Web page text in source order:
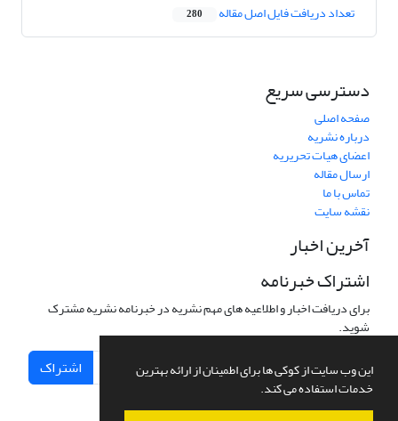
این وب سایت از کوکی ها برای اطمینان از ارائه بهترین
خدمات استفاده می کند.
تعداد دریافت فایل اصل مقاله 280
دسترسی سریع
صفحه اصلی
درباره نشریه
اعضای هیات تحریریه
ارسال مقاله
تماس با ما
نقشه سایت
آخرین اخبار
اشتراک خبرنامه
برای دریافت اخبار و اطلاعیه های مهم نشریه در خبرنامه نشریه مشترک
شوید.
اشتراک